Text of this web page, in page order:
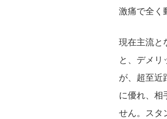
激痛で全く
現在主流と
と、デメ
が、超至近
に優れ、相
せん。スタ